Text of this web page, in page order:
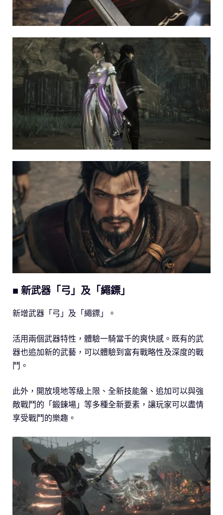
■ 新武器「弓」及「繩鏢」
新增武器「弓」及「繩鏢」。
活用兩個武器特性，體驗一騎當千的爽快感。既有的武
器也追加新的武藝，可以體驗到富有戰略性及深度的戰
鬥。
此外，開放境地等級上限、全新技能盤、追加可以與強
敵戰鬥的「鍛鍊場」等多種全新要素，讓玩家可以盡情
享受戰鬥的樂趣。